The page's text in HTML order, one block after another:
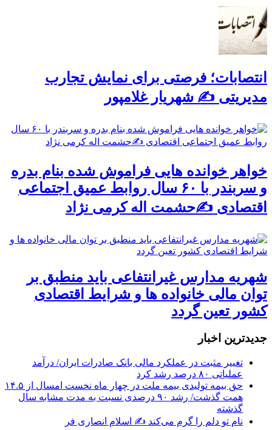
انتصابات؛ فرصتی برای نمایش تجارب
مدیریتی ✍ شهریار غلامپور
خواهر خوانده هایی فراموش شده بنام بدره
و سربندر با ۶۰ سال روابط عمیق اجتماعی
اقتصادی ✍حشمت اله کرمی نژاد
شهریه مدارس غیرانتفاعی باید منطبق بر
توان مالی خانواده ها و شرایط اقتصادی
کشور تعین گردد
جديدترين اخبار
تغییر مثبت در عملکرد مالی بانک صادرات ایران/ درآمد
عملیاتی ۸۰ درصد رشد کرد
حق بیمه تولیدی بیمه ملت در چهار ماه نخست امسال از ۱۴.۵
همت گذشت/ رشد ۹۰ درصدی نسبت به مدت مشابه سال
گذشته
نام تو دلم را گرم می‌کند ✍️ اسلام انصاری فر